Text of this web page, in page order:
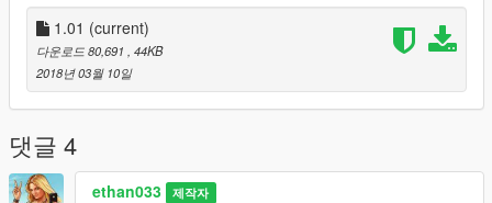
1.01 (current)
다운로드 80,691
, 44KB
2018년 03월 10일
댓글 4
ethan033 제작자